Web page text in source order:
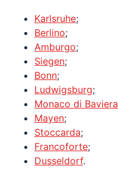
Karlsruhe;
Berlino;
Amburgo;
Siegen;
Bonn;
Ludwigsburg;
Monaco di Baviera
Mayen;
Stoccarda;
Francoforte;
Dusseldorf.